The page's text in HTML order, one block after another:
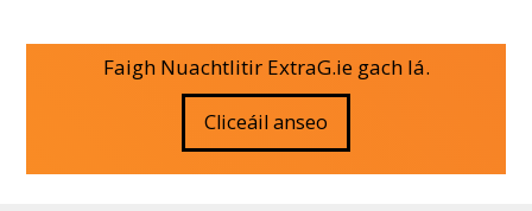
Faigh Nuachtlitir ExtraG.ie gach lá.
Cliceáil anseo